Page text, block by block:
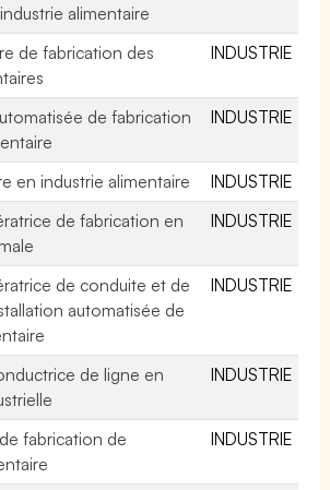
alimentaire
de fabrication des
INDUSTRIE
de fabrication
INDUSTRIE
en industrie alimentaire
INDUSTRIE
de fabrication en
INDUSTRIE
de conduite et de
automatisée de
INDUSTRIE
de ligne en
INDUSTRIE
fabrication de
INDUSTRIE